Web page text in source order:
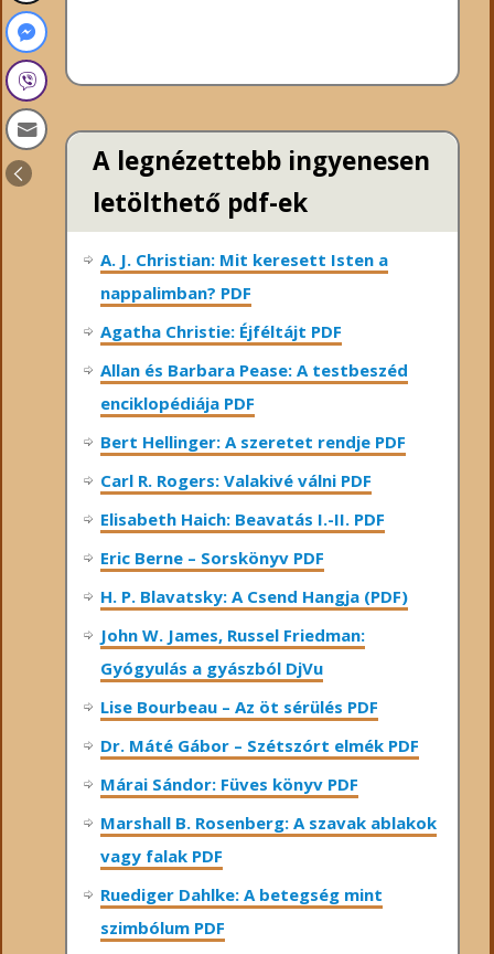
A legnézettebb ingyenesen
letölthető pdf-ek
A. J. Christian: Mit keresett Isten a
nappalimban? PDF
Agatha Christie: Éjféltájt PDF
Allan és Barbara Pease: A testbeszéd
enciklopédiája PDF
Bert Hellinger: A ​szeretet rendje PDF
Carl R. Rogers: Valakivé válni PDF
Elisabeth Haich: Beavatás I.-II. PDF
Eric Berne – Sorskönyv PDF
H. P. Blavatsky: A Csend Hangja (PDF)
John W. James, Russel Friedman:
Gyógyulás a gyászból DjVu
Lise Bourbeau – Az öt sérülés PDF
Dr. Máté Gábor – Szétszórt elmék PDF
Márai Sándor: Füves könyv PDF
Marshall B. Rosenberg: A szavak ablakok
vagy falak PDF
Ruediger Dahlke: A betegség mint
szimbólum PDF